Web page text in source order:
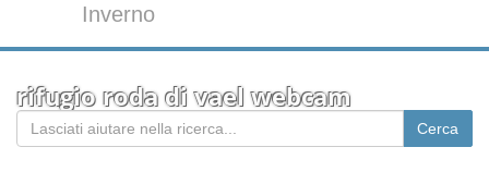
Inverno
rifugio roda di vael webcam